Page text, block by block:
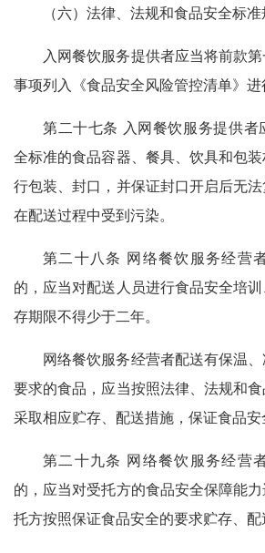
（六）法律、法规和食品安全标准
入网餐饮服务提供者应当将前款
事项列入《食品安全风险管控清单》进
第二十七条 入网餐饮服务提供者
全标准的食品容器、餐具、饮具和包
行包装、封口，并保证封口开启后无
在配送过程中受到污染。
第二十八条 网络餐饮服务经营
的，应当对配送人员进行食品安全培
存期限不得少于二年。
网络餐饮服务经营者配送有保温
要求的食品，应当按照法律、法规和食
采取相应贮存、配送措施，保证食品安
第二十九条 网络餐饮服务经营
的，应当对受托方的食品安全保障能
托方按照保证食品安全的要求贮存、配